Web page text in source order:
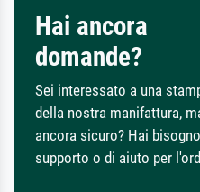
Hai ancora
domande?
Sei interessato a una
della nostra manifattura,
ancora sicuro? Hai
supporto o di aiuto per